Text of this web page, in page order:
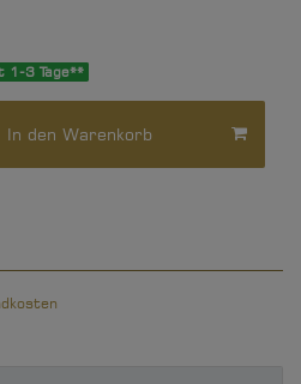
1-3 Tage**
In den Warenkorb